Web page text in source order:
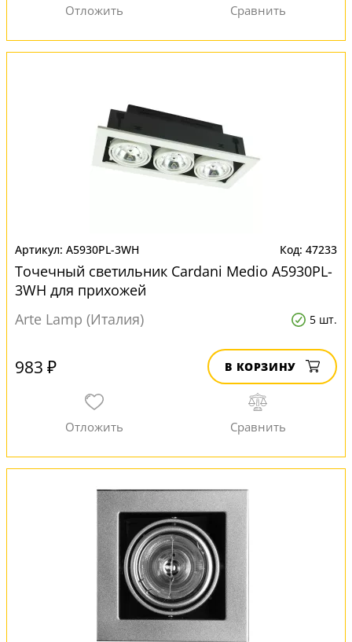
A5930PL-3WH 47233
Точечный светильник Cardani Medio A5930PL-
3WH для прихожей
Arte Lamp (Италия)
5 шт.
983 ₽ В КОРЗИНУ